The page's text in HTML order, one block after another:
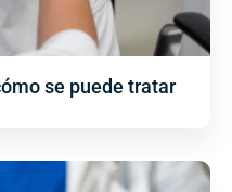
se puede tratar